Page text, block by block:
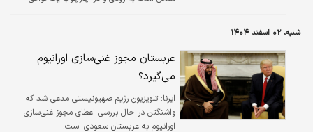
شنبه، ۰۲ اسفند ۱۴۰۴
عربستان مجوز غنی‌سازی اورانیوم
می‌گیرد؟
ایرنا: تلویزیون رژیم صهیونیستی مدعی شد که
واشنگتن در حال بررسی اعطای مجوز غنی‌سازی
اورانیوم به عربستان سعودی است.